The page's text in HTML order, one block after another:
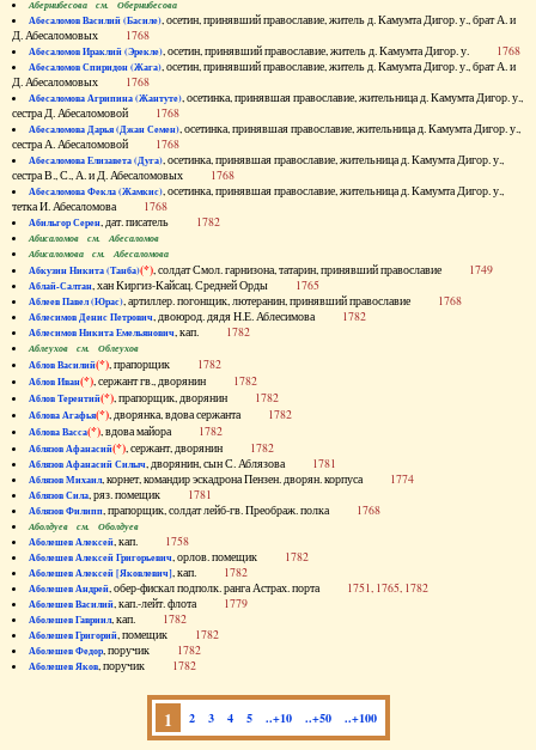
Абернибесова см. Обернибесова
Абесаломов Василий (Басиле), осетин, принявший православие, житель д. Камумта Дигор. у., брат А. и
Д. Абесаломовых 1768
Абесаломов Ираклий (Эрекле), осетин, принявший православие, житель д. Камумта Дигор. у. 1768
Абесаломов Спиридон (Жага), осетин, принявший православие, житель д. Камумта Дигор. у., брат А. и
Д. Абесаломовых 1768
Абесаломова Агрипина (Жантуте), осетинка, принявшая православие, жительница д. Камумта Дигор. у.,
сестра Д. Абесаломовой 1768
Абесаломова Дарья (Джан Семен), осетинка, принявшая православие, жительница д. Камумта Дигор. у.,
сестра А. Абесаломовой 1768
Абесаломова Елизавета (Дуга), осетинка, принявшая православие, жительница д. Камумта Дигор. у.,
сестра В., С., А. и Д. Абесаломовых 1768
Абесаломова Фекла (Жамкис), осетинка, принявшая православие, жительница д. Камумта Дигор. у.,
тетка И. Абесаломова 1768
Абильгор Серен, дат. писатель 1782
Абисаломов см. Абесаломов
Абисаломова см. Абесаломова
Абкузин Никита (Танба)(*), солдат Смол. гарнизона, татарин, принявший православие 1749
Аблай-Салтан, хан Киргиз-Кайсац. Средней Орды 1765
Аблеев Павел (Юрас), артиллер. погонщик, лютеранин, принявший православие 1768
Аблесимов Денис Петрович, двоюрод. дядя Н.Е. Аблесимова 1782
Аблесимов Никита Емельянович, кап. 1782
Аблеухов см. Облеухов
Аблов Василий(*), прапорщик 1782
Аблов Иван(*), сержант гв., дворянин 1782
Аблов Терентий(*), прапорщик, дворянин 1782
Аблова Агафья(*), дворянка, вдова сержанта 1782
Аблова Васса(*), вдова майора 1782
Аблязов Афанасий(*), сержант, дворянин 1782
Аблязов Афанасий Силыч, дворянин, сын С. Аблязова 1781
Аблязов Михаил, корнет, командир эскадрона Пензен. дворян. корпуса 1774
Аблязов Сила, ряз. помещик 1781
Аблязов Филипп, прапорщик, солдат лейб-гв. Преображ. полка 1768
Аболдуев см. Оболдуев
Аболешев Алексей, кап. 1758
Аболешев Алексей Григорьевич, орлов. помещик 1782
Аболешев Алексей [Яковлевич], кап. 1782
Аболешев Андрей, обер-фискал подполк. ранга Астрах. порта 1751, 1765, 1782
Аболешев Василий, кап.-лейт. флота 1779
Аболешев Гавриил, кап. 1782
Аболешев Григорий, помещик 1782
Аболешев Федор, поручик 1782
Аболешев Яков, поручик 1782
1 2 3 4 5 ..+10 ..+50 ..+100